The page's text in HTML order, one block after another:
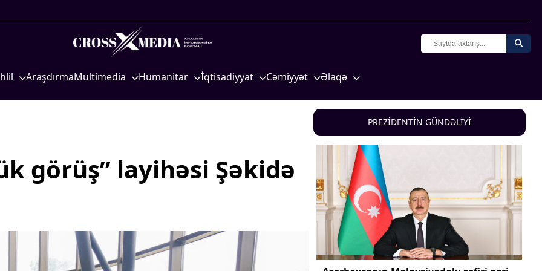
AraşdırmaMultimedia Humanitar
Mədəniyyətimizin Zəfəri
Ailə və uşaq
Turizm
İqtisadiyyat
Kənd təsərrüfatı
nəqliyyat
Cəmiyyət
Məhkəmə və hüquq
Zəfər - 5
Gənclər və İdman
Media və QHT
Əlaqə
görüş” layihəsi Şəkidə
PREZİDENTİN GÜNDƏLİYİ